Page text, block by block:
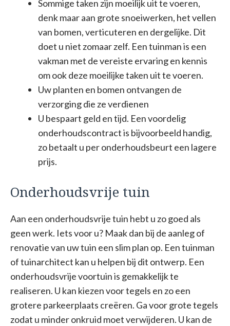
Sommige taken zijn moeilijk uit te voeren,
denk maar aan grote snoeiwerken, het vellen
van bomen, verticuteren en dergelijke. Dit
doet u niet zomaar zelf. Een tuinman is een
vakman met de vereiste ervaring en kennis
om ook deze moeilijke taken uit te voeren.
Uw planten en bomen ontvangen de
verzorging die ze verdienen
U bespaart geld en tijd. Een voordelig
onderhoudscontract is bijvoorbeeld handig,
zo betaalt u per onderhoudsbeurt een lagere
prijs.
Onderhoudsvrije tuin
Aan een onderhoudsvrije tuin hebt u zo goed als
geen werk. Iets voor u? Maak dan bij de aanleg of
renovatie van uw tuin een slim plan op. Een tuinman
of tuinarchitect kan u helpen bij dit ontwerp. Een
onderhoudsvrije voortuin is gemakkelijk te
realiseren. U kan kiezen voor tegels en zo een
grotere parkeerplaats creëren. Ga voor grote tegels
zodat u minder onkruid moet verwijderen. U kan de